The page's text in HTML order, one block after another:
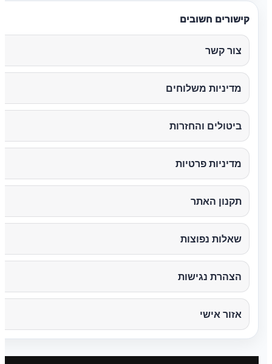
קישורים חשובים
צור קשר
מדיניות משלוחים
ביטולים והחזרות
מדיניות פרטיות
תקנון האתר
שאלות נפוצות
הצהרת נגישות
אזור אישי